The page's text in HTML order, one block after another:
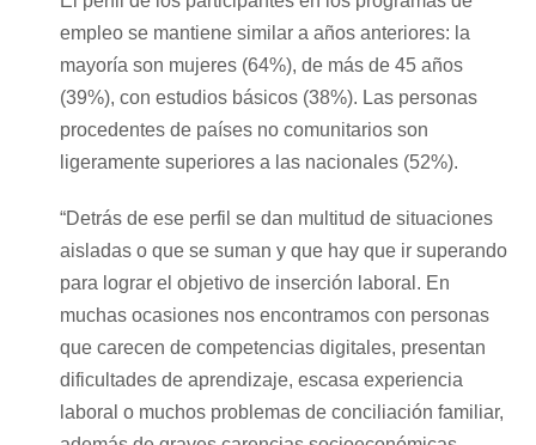
empleo se mantiene similar a años anteriores: la
mayoría son mujeres (64%), de más de 45 años
(39%), con estudios básicos (38%). Las personas
procedentes de países no comunitarios son
ligeramente superiores a las nacionales (52%).
“Detrás de ese perfil se dan multitud de situaciones
aisladas o que se suman y que hay que ir superando
para lograr el objetivo de inserción laboral. En
muchas ocasiones nos encontramos con personas
que carecen de competencias digitales, presentan
dificultades de aprendizaje, escasa experiencia
laboral o muchos problemas de conciliación familiar,